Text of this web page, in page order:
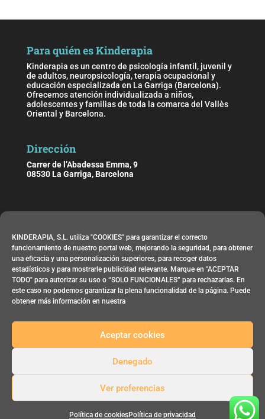
KINDERAPIA, S.L. utiliza "COOKIES" para garantizar el correcto
funcionamiento de nuestro portal web, mejorando la seguridad, para obtener
una eficacia y una personalización superiores, para recoger datos
estadísticos y para mostrarle publicidad relevante. Marque en "ACEPTAR
TODO" para autorizar su uso o “SOLO FUNCIONALES” para rechazarlas. En
este caso no podemos garantizar la plena funcionalidad de la página. Puede
obtener más información en nuestra
Aceptar cookies
Denegado
Ver preferencias
Política de cookiesPolítica de privacidad
Para quién es Kinderapia
Kinderapia es un centro de psicología infantil, juvenil y
de adultos, neuropsicología, terapia ocupacional y
educación especializada en La Garriga (Barcelona).
Ofrecemos atención individualizada a niños,
adolescentes y familias de toda la comarca del Vallès
Oriental y Barcelona.
Dirección
Carrer de l’Abadessa Emma, 9
08530 La Garriga, Barcelona
De lunes a viernes de 09:00 h. a 21:00 h.
Contacta
Email:info@kinderapia.com
Kinderapia 2026 -Aviso Legal-Política de Privacidad-Política de
Cookies